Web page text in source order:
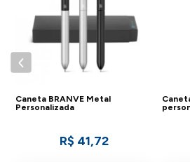
Caneta BRANVE Metal
Personalizada
R$ 41,72